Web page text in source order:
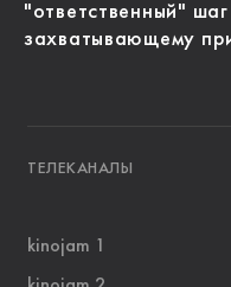
"ответственный"
захватывающему
ТЕЛЕКАНАЛЫ
kinojam 1